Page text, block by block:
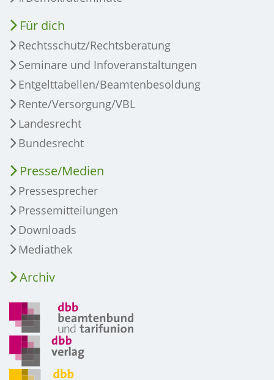
Für dich
Rechtsschutz/Rechtsberatung
Seminare und Infoveranstaltungen
Entgelttabellen/Beamtenbesoldung
Rente/Versorgung/VBL
Landesrecht
Bundesrecht
Presse/Medien
Pressesprecher
Pressemitteilungen
Downloads
Mediathek
Archiv